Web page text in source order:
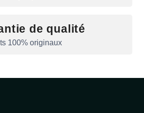
de qualité
100% originaux